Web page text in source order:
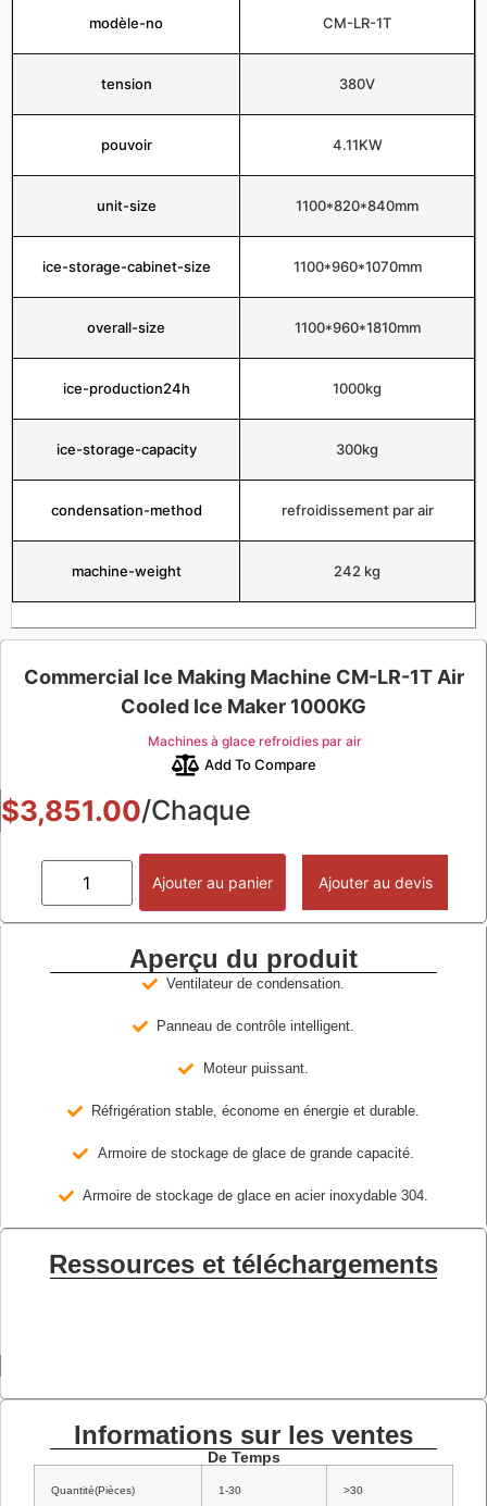
modèle-no CM-LR-1T
tension 380V
pouvoir 4.11KW
unit-size 1100*820*840mm
ice-storage-cabinet-size 1100*960*1070mm
overall-size 1100*960*1810mm
ice-production24h 1000kg
ice-storage-capacity 300kg
condensation-method refroidissement par air
machine-weight 242 kg
Commercial Ice Making Machine CM-LR-1T Air
Cooled Ice Maker 1000KG
Machines à glace refroidies par air
Add To Compare
$3,851.00/Chaque
Ajouter au panier Ajouter au devis
Aperçu du produit
Ventilateur de condensation.
Panneau de contrôle intelligent.
Moteur puissant.
Réfrigération stable, économe en énergie et durable.
Armoire de stockage de glace de grande capacité.
Armoire de stockage de glace en acier inoxydable 304.
Ressources et téléchargements
Informations sur les ventes
De Temps
Quantité(Pièces) 1-30 >30